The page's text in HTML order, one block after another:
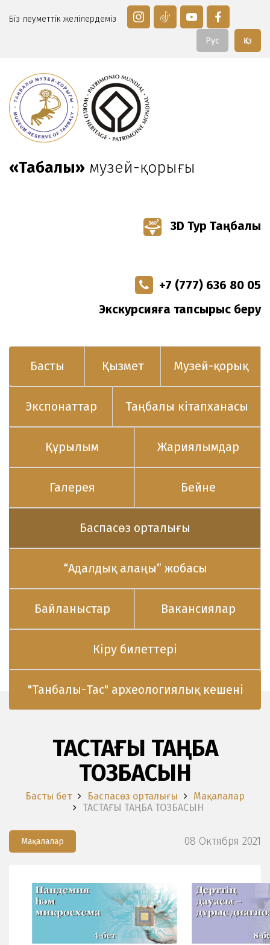
Біз әлеуметтік желілердеміз
Қаз
Рус
«Таңбалы» музей-қорығы
3D Тур Таңбалы
+7 (777) 636 80 05
Экскурсияға тапсырыс беру
Басты Қызмет Музей-қорық
Экспонаттар Таңбалы кітапханасы
Құрылым Жариялымдар
Галерея Бейне
Баспасөз орталығы
“Адалдық алаңы” жобасы
Байланыстар Вакансиялар
Кіру билеттері
"Танбалы-Тас" археологиялық кешені
ТАСТАҒЫ ТАҢБА
ТОЗБАСЫН
Басты бет Баспасөз орталығы
Мақалалар
ТАСТАҒЫ ТАҢБА ТОЗБАСЫН
Мақалалар 08 Октября 2021